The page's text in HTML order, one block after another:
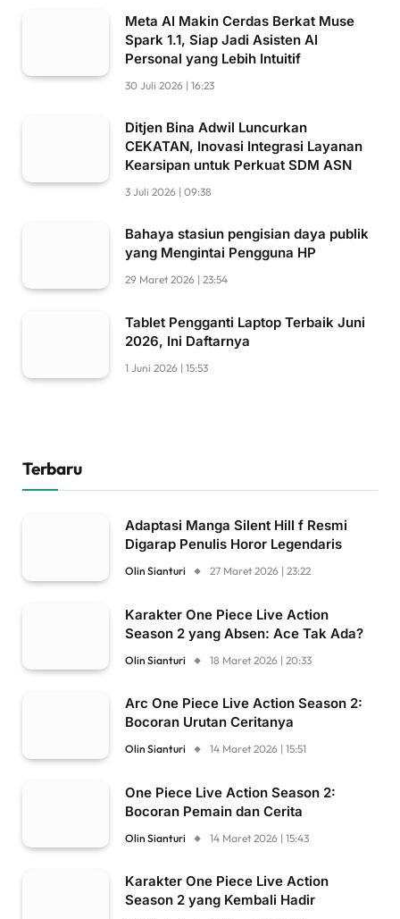
Meta AI Makin Cerdas Berkat Muse
Spark 1.1, Siap Jadi Asisten AI
Personal yang Lebih Intuitif
30 Juli 2026 | 16:23
Ditjen Bina Adwil Luncurkan
CEKATAN, Inovasi Integrasi Layanan
Kearsipan untuk Perkuat SDM ASN
3 Juli 2026 | 09:38
Bahaya stasiun pengisian daya publik
yang Mengintai Pengguna HP
29 Maret 2026 | 23:54
Tablet Pengganti Laptop Terbaik Juni
2026, Ini Daftarnya
1 Juni 2026 | 15:53
Terbaru
Adaptasi Manga Silent Hill f Resmi
Digarap Penulis Horor Legendaris
Olin Sianturi 27 Maret 2026 | 23:22
Karakter One Piece Live Action
Season 2 yang Absen: Ace Tak Ada?
Olin Sianturi 18 Maret 2026 | 20:33
Arc One Piece Live Action Season 2:
Bocoran Urutan Ceritanya
Olin Sianturi 14 Maret 2026 | 15:51
One Piece Live Action Season 2:
Bocoran Pemain dan Cerita
Olin Sianturi 14 Maret 2026 | 15:43
Karakter One Piece Live Action
Season 2 yang Kembali Hadir